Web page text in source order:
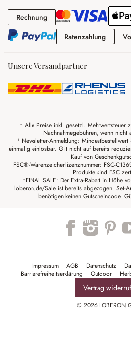
RechnungRechnung
Ratenzahlung
Unsere Versandpartner
* Alle Preise inkl. gesetzl. Mehrwertsteuer
Nachnahmegebühren, wenn nicht
¹ Newsletter-Anmeldung:
einmalig einlösbar. Gilt nicht auf bereits
Kauf von
FSC®-Warenzeichenlizenznummer: FSC-
Produkte sind FSC
*FINAL SALE: Der Extra-Rabatt in Höhe
loberon.de/Sale ist bereits abgezogen. Set-
benötigen keinen Gutscheincode.
Impressum AGB Datenschutz
Barrierefreiheitserklärung
Outdoor
Vertrag
© 2026 LOBERON